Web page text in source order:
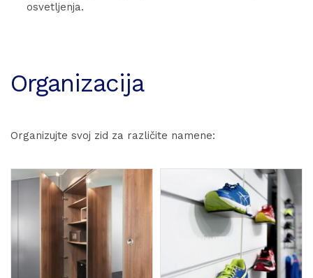
osvetljenja.
Organizacija
Organizujte svoj zid za različite namene: